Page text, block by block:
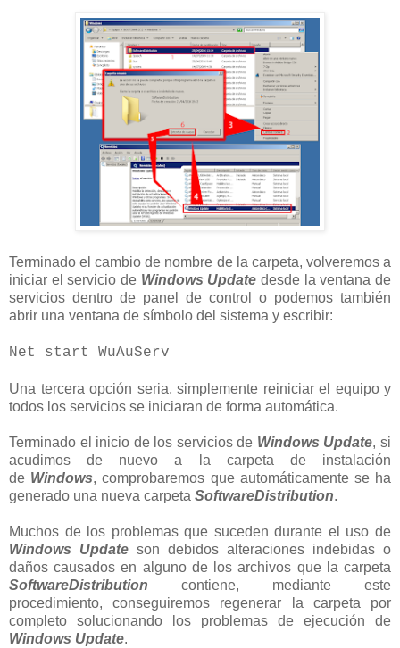
Terminado el cambio de nombre de la carpeta, volveremos a
iniciar el servicio de Windows Update desde la ventana de
servicios dentro de panel de control o podemos también
abrir una ventana de símbolo del sistema y escribir:
Net start WuAuServ
Una tercera opción seria, simplemente reiniciar el equipo y
todos los servicios se iniciaran de forma automática.
Terminado el inicio de los servicios de Windows Update, si
acudimos de nuevo a la carpeta de instalación
de Windows, comprobaremos que automáticamente se ha
generado una nueva carpeta SoftwareDistribution.
Muchos de los problemas que suceden durante el uso de
Windows Update son debidos alteraciones indebidas o
daños causados en alguno de los archivos que la carpeta
SoftwareDistribution contiene, mediante este
procedimiento, conseguiremos regenerar la carpeta por
completo solucionando los problemas de ejecución de
Windows Update.